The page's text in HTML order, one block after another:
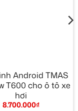
Android TMAS
T600 cho ô tô xe
hơi
8.700.000₫